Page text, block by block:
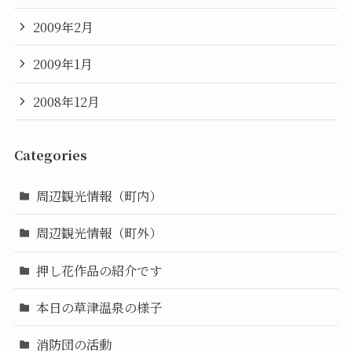
2009年2月
2009年1月
2008年12月
Categories
周辺観光情報（町内）
周辺観光情報（町外）
押し花作品の紹介です
本日の草津温泉の様子
消防団の活動